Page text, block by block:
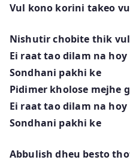
Vul kono korini takeo
Nishutir chobite thik
Ei raat tao dilam na hoy
Sondhani pakhi ke
Pidimer kholose mejhe
Ei raat tao dilam na hoy
Sondhani pakhi ke
Abbulish dheu besto